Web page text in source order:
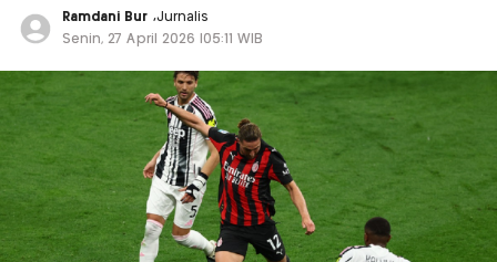
Ramdani Bur ,Jurnalis
Senin, 27 April 2026 |05:11 WIB